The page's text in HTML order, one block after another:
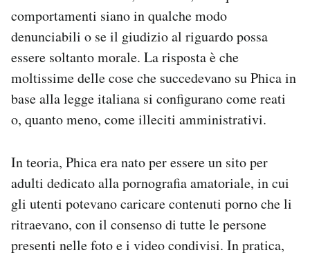
comportamenti siano in qualche modo
denunciabili o se il giudizio al riguardo possa
essere soltanto morale. La risposta è che
moltissime delle cose che succedevano su Phica in
base alla legge italiana si configurano come reati
o, quanto meno, come illeciti amministrativi.
In teoria, Phica era nato per essere un sito per
adulti dedicato alla pornografia amatoriale, in cui
gli utenti potevano caricare contenuti porno che li
ritraevano, con il consenso di tutte le persone
presenti nelle foto e i video condivisi. In pratica,